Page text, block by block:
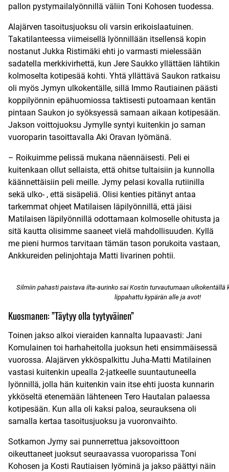
pallon pystymailalyönnillä väliin Toni Kohosen tuodessa.
Alajärven tasoitusjuoksu oli varsin erikoislaatuinen.
Takatilanteessa viimeisellä lyönnillään itsellensä kopin
nostanut Jukka Ristimäki ehti jo varmasti mielessään
sadatella merkkivirhettä, kun Jere Saukko yllättäen lähtikin
kolmoselta kotipesää kohti. Yhtä yllättävä Saukon ratkaisu
oli myös Jymyn ulkokentälle, sillä Immo Rautiainen päästi
koppilyönnin epähuomiossa taktisesti putoamaan kentän
pintaan Saukon jo syöksyessä samaan aikaan kotipesään.
Jakson voittojuoksu Jymylle syntyi kuitenkin jo saman
vuoroparin tasoittavalla Aki Oravan lyömänä.
– Roikuimme pelissä mukana näennäisesti. Peli ei
kuitenkaan ollut sellaista, että ohitse tultaisiin ja kunnolla
käännettäisiin peli meille. Jymy pelasi kovalla rutiinilla
sekä ulko- , että sisäpeliä. Olisi kenties pitänyt antaa
tarkemmat ohjeet Matilaisen läpilyönnillä, että jäisi
Matilaisen läpilyönnillä odottamaan kolmoselle ohitusta ja
sitä kautta olisimme saaneet vielä mahdollisuuden. Kyllä
me pieni hurmos tarvitaan tämän tason porukoita vastaan,
Ankkureiden pelinjohtaja Matti Iivarinen pohtii.
Silmiin pahasti paistava ilta-aurinko sai Kostin turvautumaan ulkokentällä
lippahattu kypärän alle ja avot!
Kuosmanen: ”Täytyy olla tyytyväinen”
Toinen jakso alkoi vieraiden kannalta lupaavasti: Jani
Komulainen toi harhaheitolla juoksun heti ensimmäisessä
vuorossa. Alajärven ykköspalkittu Juha-Matti Matilainen
vastasi kuitenkin upealla 2-jatkeelle suuntautuneella
lyönnillä, jolla hän kuitenkin vain itse ehti juosta kunnarin
ykköseltä etenemään lähteneen Tero Hautalan palaessa
kotipesään. Kun alla oli kaksi paloa, seurauksena oli
samalla kertaa tasoitusjuoksu ja vuoronvaihto.
Sotkamon Jymy sai punnerrettua jaksovoittoon
oikeuttaneet juoksut seuraavassa vuoroparissa Toni
Kohosen ja Kosti Rautiaisen lyöminä ja jakso päättyi näin